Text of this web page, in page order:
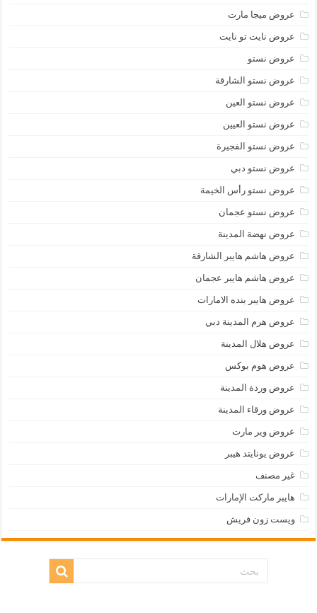
عروض ميجا مارت
عروض نايت تو نايت
عروض نستو
عروض نستو الشارقة
عروض نستو العين
عروض نستو العيين
عروض نستو الفجيرة
عروض نستو دبي
عروض نستو رأس الخيمة
عروض نستو عجمان
عروض نهضة المدينة
عروض هاشم هايبر الشارقة
عروض هاشم هايبر عجمان
عروض هايبر بنده الامارات
عروض هرم المدينة دبي
عروض هلال المدينة
عروض هوم بوكس
عروض وردة المدينة
عروض ورقاء المدينة
عروض وير مارت
عروض يونايتد هيبر
غير مصنف
هايبر ماركت الإمارات
ويست زون فريش